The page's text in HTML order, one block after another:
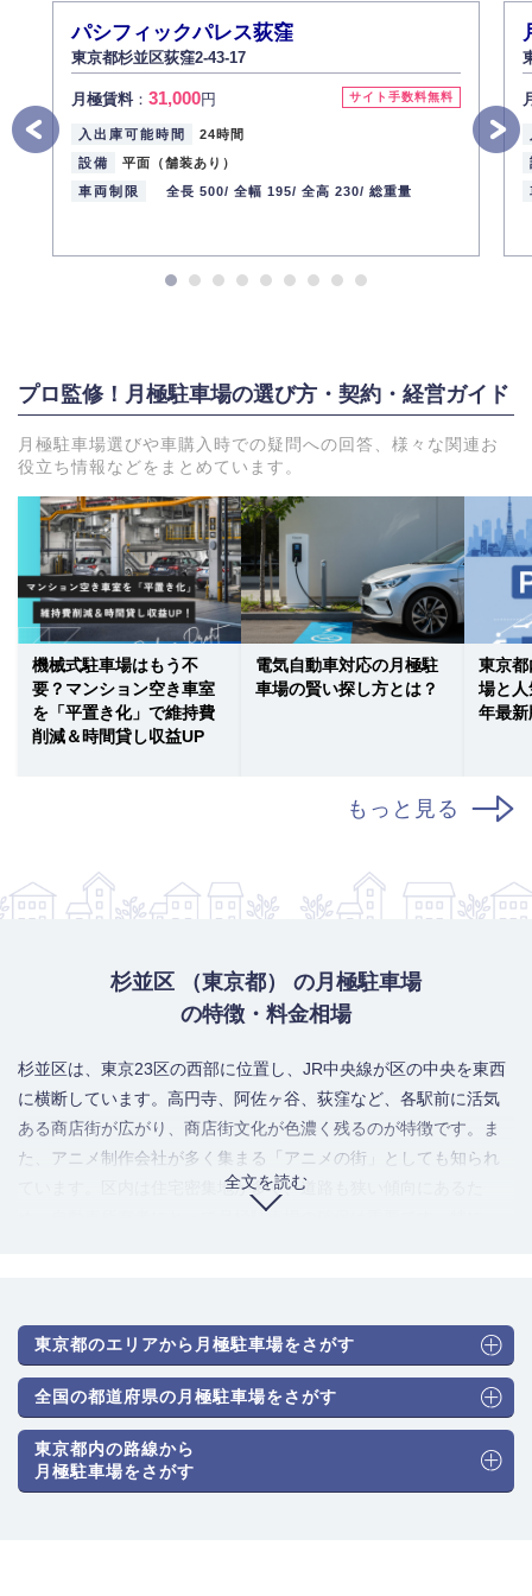
パシフィックパレス荻窪
東京都杉並区荻窪2-43-17
サイト手数料無料
月極賃料： 31,000円
入出庫可能時間
24時間
設備
平面（舗装あり）
車両制限
全長 500/ 全幅 195/ 全高 230/ 総重量
プロ監修！月極駐車場の選び方・契約・経営ガイド
月極駐車場選びや車購入時での疑問への回答、様々な関連お
役立ち情報などをまとめています。
機械式駐車場はもう不
要？マンション空き車室
を「平置き化」で維持費
削減＆時間貸し収益UP
電気自動車対応の月極駐
車場の賢い探し方とは？
東京
場と
年最新
もっと見る
杉並区 （東京都） の月極駐車場
の特徴・料金相場
全文を読む
杉並区は、東京23区の西部に位置し、JR中央線が区の中央を東西
に横断しています。高円寺、阿佐ヶ谷、荻窪など、各駅前に活気
ある商店街が広がり、商店街文化が色濃く残るのが特徴です。ま
た、アニメ制作会社が多く集まる「アニメの街」としても知られ
ています。区内は住宅密集地が多く、道路も狭い傾向にあるた
め、自動車所有者にとって月極駐車場の確保は重要です。特に、
路の幅員などを事前に確認することが賢い選び方です。
杉並区内でも、JR中央線の各駅で街の雰囲気や駐車場のニーズは
大きく異なります。ここでは代表的な3つのエリアについて、それ
ぞれの特徴を詳しく見ていきましょう。
東京都のエリアから月極駐車場をさがす
全国の都道府県の月極駐車場をさがす
東京都内の路線から
月極駐車場をさがす